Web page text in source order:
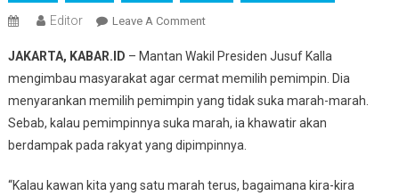
Editor Leave A CommentOn
Dicopot
Habibie,
Prabowo
Marah
Dan
Perpanjangan
JAKARTA, KABAR.ID – Mantan Wakil Presiden Jusuf Kalla
mengimbau masyarakat agar cermat memilih pemimpin. Dia
menyarankan memilih pemimpin yang tidak suka marah-marah.
Sebab, kalau pemimpinnya suka marah, ia khawatir akan
berdampak pada rakyat yang dipimpinnya.
“Kalau kawan kita yang satu marah terus, bagaimana kira-kira